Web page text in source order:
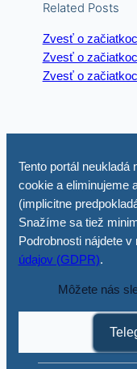
Related Posts
Zvesť o
Zvesť o
Zvesť o
Tento portál neukladá
cookie a eliminujeme
(implicitne
Snažíme sa tiež
Podrobnosti nájdete v
údajov (GDPR).
Môžete nás